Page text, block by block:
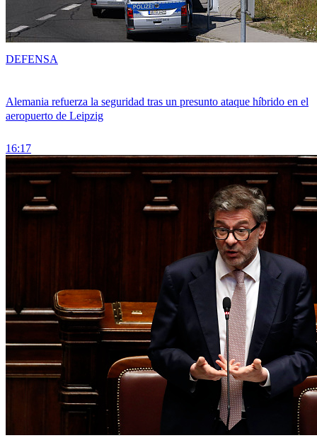
Alemania refuerza la seguridad tras un presunto ataque híbrido en el
aeropuerto de Leipzig
16:17
DEFENSA